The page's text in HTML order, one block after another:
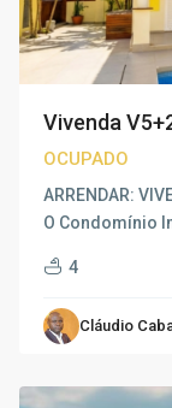
Vivenda
OCUPADO
ARRENDAR:
O Condomínio
4
Cláudio
Talatona,